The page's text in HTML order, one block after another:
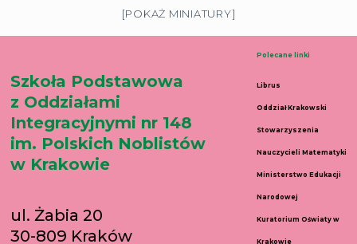
[POKAŻ MINIATURY]
Szkoła Podstawowa
z Oddziałami
Integracyjnymi nr 148
im. Polskich Noblistów
w Krakowie
ul. Żabia 20
30-809 Kraków
Polecane linki
Librus
Oddział Krakowski
Stowarzyszenia
Nauczycieli Matematyki
Ministerstwo Edukacji
Narodowej
Kuratorium Oświaty w
Krakowie